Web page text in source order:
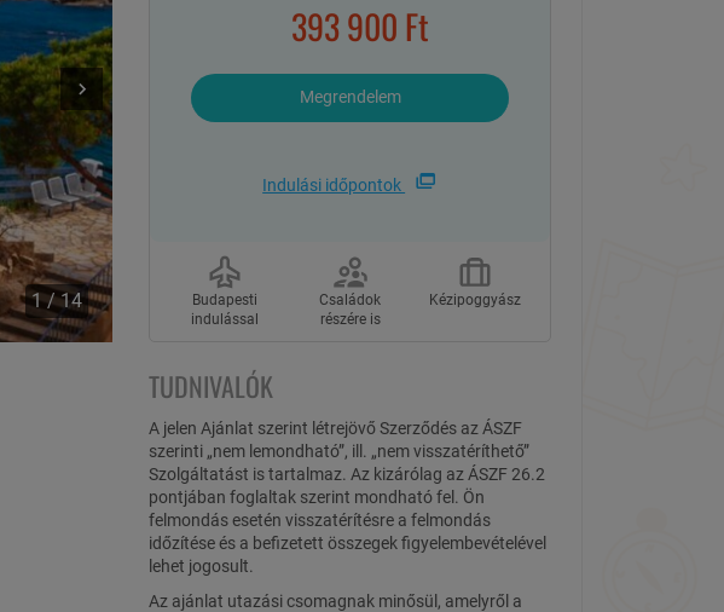
1 / 14
393 900Ft
Megrendelem
Indulási időpontok
Budapesti
indulással
Családok
részére is
Kézipoggyász
TUDNIVALÓK
A jelen Ajánlat szerint létrejövő Szerződés az ÁSZF
szerinti „nem lemondható”, ill. „nem visszatéríthető”
Szolgáltatást is tartalmaz. Az kizárólag az ÁSZF 26.2
pontjában foglaltak szerint mondható fel. Ön
felmondás esetén visszatérítésre a felmondás
időzítése és a befizetett összegek figyelembevételével
lehet jogosult.
Az ajánlat utazási csomagnak minősül, amelyről a